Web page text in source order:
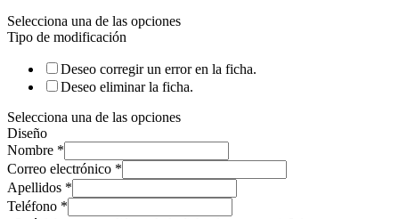
Selecciona una de las opciones
Tipo de modificación
Deseo corregir un error en la ficha.
Deseo eliminar la ficha.
Selecciona una de las opciones
Diseño
Nombre *
Correo electrónico *
Apellidos *
Teléfono *